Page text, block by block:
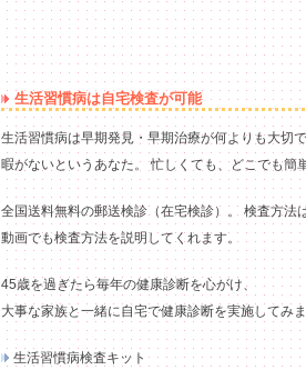
生活習慣病は自宅検査が可能
生活習慣病は早期発見・早期治療が何よりも大切
暇がないというあなた。 忙しくても、どこでも簡
全国送料無料の郵送検診（在宅検診）。 検査方法
動画でも検査方法を説明してくれます。
45歳を過ぎたら毎年の健康診断を心がけ、
大事な家族と一緒に自宅で健康診断を実施してみま
生活習慣病検査キット